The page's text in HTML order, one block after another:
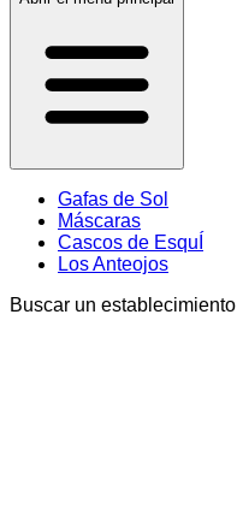
Gafas de Sol
Máscaras
Cascos de EsquÍ
Los Anteojos
Buscar un establecimiento